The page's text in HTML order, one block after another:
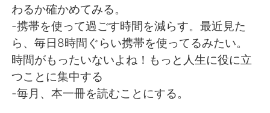
わるか確かめてみる。
-携帯を使って過ごす時間を減らす。最近見た
ら、毎日8時間ぐらい携帯を使ってるみたい。
時間がもったいないよね！もっと人生に役に立
つことに集中する
-毎月、本一冊を読むことにする。